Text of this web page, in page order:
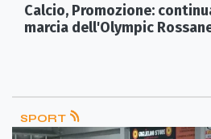
Calcio, Promozione:
marcia dell'Olympic
SPORT